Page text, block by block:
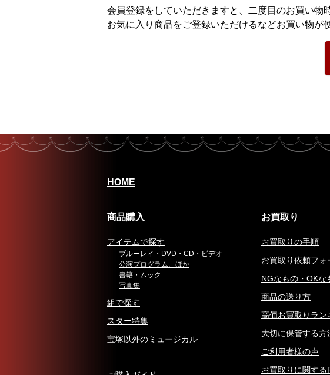
会員登録をしていただきますと、二度目のお買い物
お気に入り商品をご登録いただけるなどお買い物が
HOME
商品購入
アイテムで探す
ブルーレイ・DVD・CD・ビデオ
公演プログラム、ほか
書籍・ムック
写真集
組で探す
スター特集
宝塚以外のミュージカル
お買取り
お買取りの手順
お買取り依頼フォ
NGなもの・OKな
商品の送り方
高価お買取りラン
大切に保管する方
ご利用者様の声
お買取りに関する